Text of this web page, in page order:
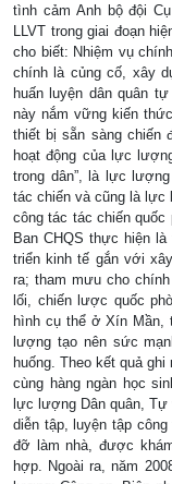
tình cảm Anh bộ đội
LLVT trong giai đoạn
cho biết: Nhiệm vụ
chính là củng cố, xây
huấn luyện dân quân
này nắm vững kiến
thiết bị sẵn sàng chiến
hoạt động của lực
trong dân”, là lực
tác chiến và cũng là lực
công tác tác chiến quốc
Ban CHQS thực hiện
triển kinh tế gắn với
ra; tham mưu cho
lối, chiến lược quốc
hình cụ thể ở Xín
lượng tạo nên sức
huống. Theo kết quả
cùng hàng ngàn học
lực lượng Dân quân,
diễn tập, luyện tập
đỡ làm nhà, được
hợp. Ngoài ra, năm